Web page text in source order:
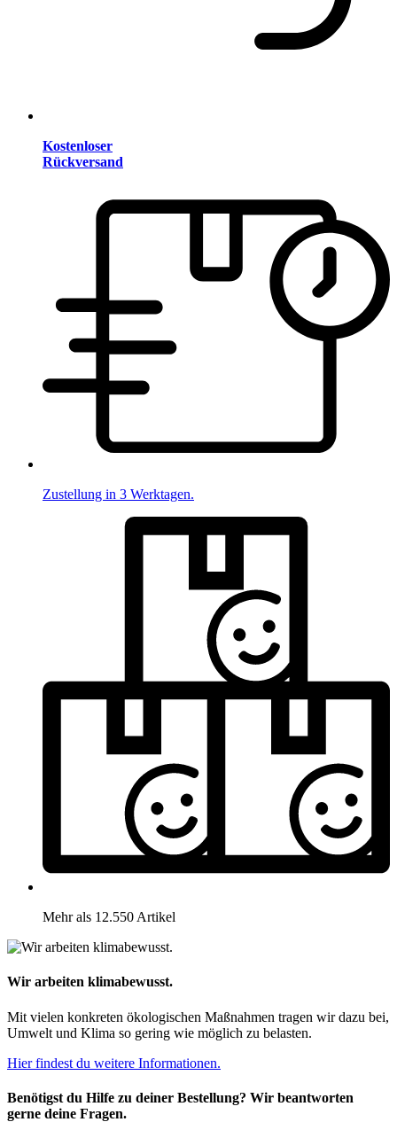
Kostenloser
Rückversand
Zustellung in 3 Werktagen.
Mehr als 12.550 Artikel
Wir arbeiten klimabewusst.
Mit vielen konkreten ökologischen Maßnahmen tragen wir dazu bei,
Umwelt und Klima so gering wie möglich zu belasten.
Hier findest du weitere Informationen.
Benötigst du Hilfe zu deiner Bestellung? Wir beantworten
gerne deine Fragen.